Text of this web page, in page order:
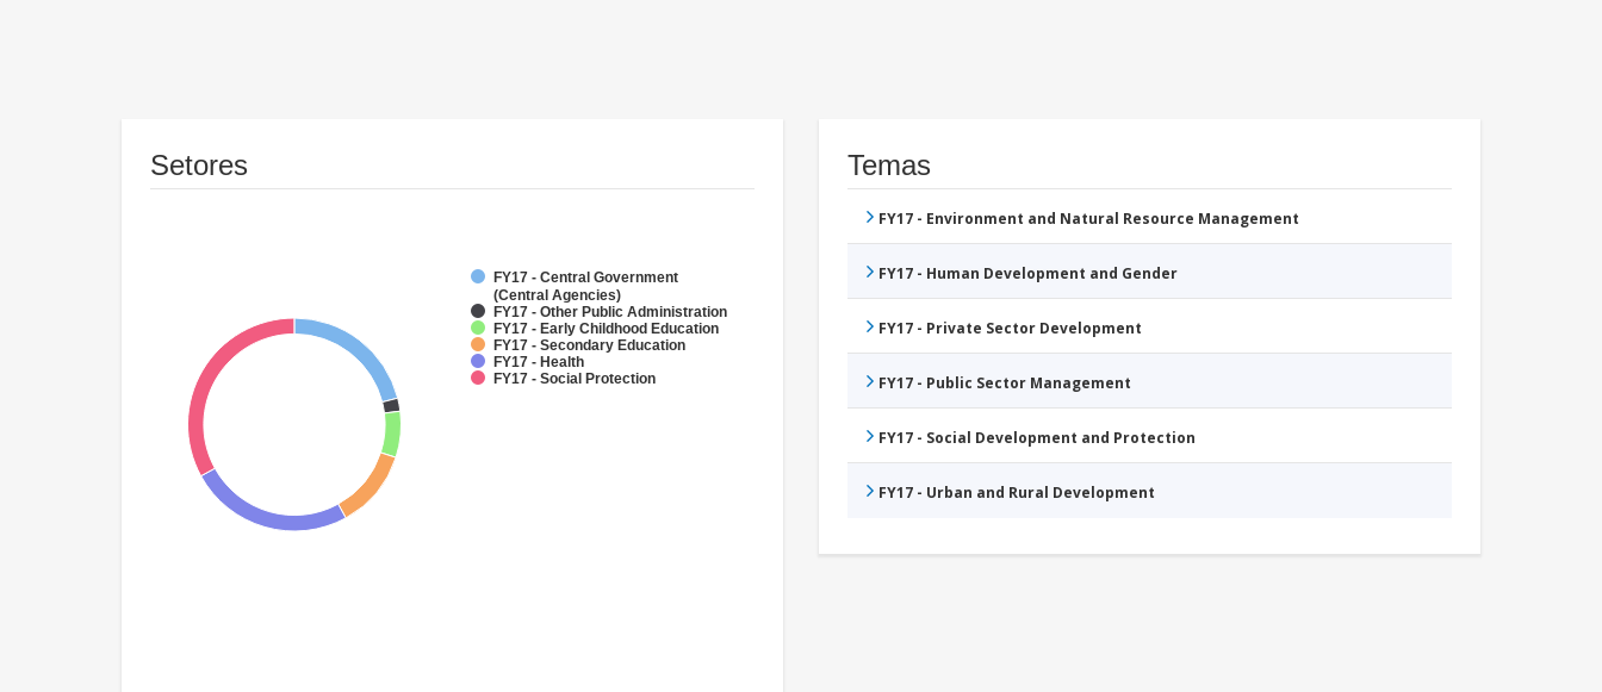
Setores
FY17 - Central Government
(Central Agencies)
FY17 - Other Public Administration
FY17 - Early Childhood Education
FY17 - Secondary Education
FY17 - Health
FY17 - Social Protection
Temas
FY17 - Environment and Natural Resource Management
FY17 - Human Development and Gender
FY17 - Private Sector Development
FY17 - Public Sector Management
FY17 - Social Development and Protection
FY17 - Urban and Rural Development